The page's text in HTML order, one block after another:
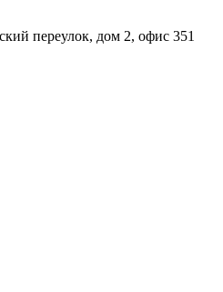
переулок, дом 2, офис 351